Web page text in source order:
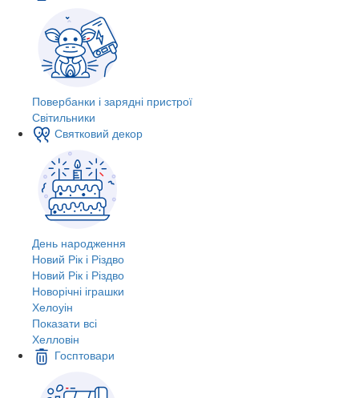
Повербанки і зарядні пристрої
Світильники
Святковий декор
День народження
Новий Рік і Різдво
Новий Рік і Різдво
Новорічні іграшки
Хелоуін
Показати всі
Хелловін
Госптовари